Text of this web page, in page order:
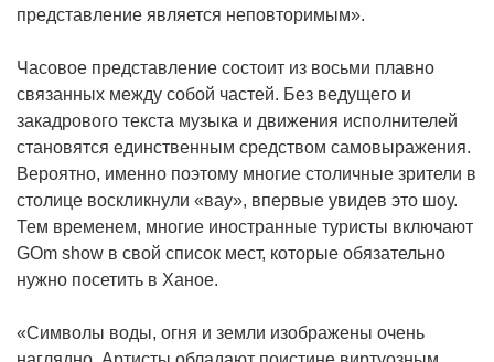
представление является неповторимым».
Часовое представление состоит из восьми плавно
связанных между собой частей. Без ведущего и
закадрового текста музыка и движения исполнителей
становятся единственным средством самовыражения.
Вероятно, именно поэтому многие столичные зрители в
столице воскликнули «вау», впервые увидев это шоу.
Тем временем, многие иностранные туристы включают
GOm show в свой список мест, которые обязательно
нужно посетить в Ханое.
«Символы воды, огня и земли изображены очень